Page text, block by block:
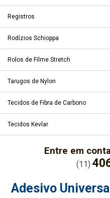
Registros
Rodízios Schioppa
Rolos de Filme Stretch
Tarugos de Nylon
Tecidos de Fibra de Carbono
Tecidos Kevlar
Entre em
(11)
Adesivo